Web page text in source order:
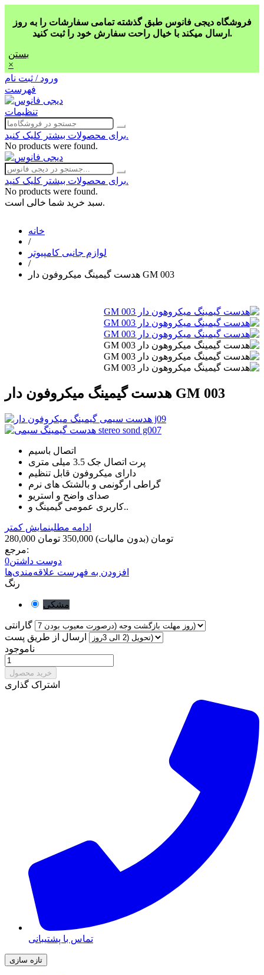
فروشگاه دیجی فانوس طبق گذشته تمامی سفارشات را به روز
ارسال میکند با خیال راحت سفارش خود را ثبت کنید.
بستن
×
ورود / ثبت نام
فهرست
تنظیمات
برای محصولات بیشتر کلیک کنید.
No products were found.
برای محصولات بیشتر کلیک کنید.
No products were found.
سبد خرید شما خالی است.
خانه
/
لوازم جانبی کامپیوتر
/
هدست گیمینگ میکروفون دار GM 003
هدست گیمینگ میکروفون دار GM 003
اتصال باسیم
پرت اتصال جک 3.5 میلی متری
گراطی ارگونمی و بالشتک های نرم
صدای واضح و استریو
کاربری عمومی گیمینگ و..
ادامه مطلبنمایش کمتر
280,000 تومان (بدون مالیات) 350,000 تومان
مرجع:
دوست داشتن0
افزودن به فهرست علاقه‌مندی‌ها
رنگ
مشکی
گارانتی
ارسال از طریق پست
ناموجود
خرید محصول
اشتراک گذاری
تماس با پشتیبانی